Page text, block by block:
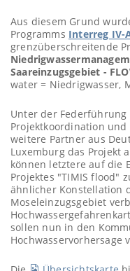
Aus diesem Grund
Programms Interreg IV-
grenzüberschreitende
Saareinzugsgebiet -
water = Niedrigwasser,
Unter der Federführung
Projektkoordination
weitere Partner aus
Luxemburg das Projekt
können letztere auf die
Projektes "TIMIS flood"
ähnlicher Konstellation
Moseleinzugsgebiet
sollen nun in den
Hochwasservorhersage